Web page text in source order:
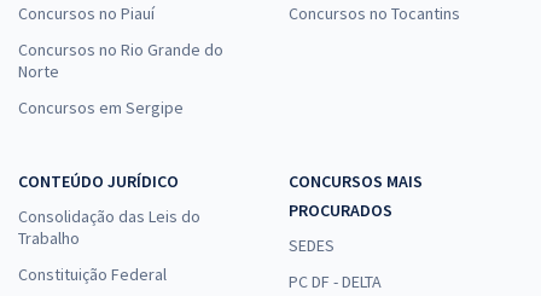
Concursos no Piauí
Concursos no Rio Grande do
Norte
Concursos em Sergipe
Concursos no Tocantins
CONTEÚDO JURÍDICO
Consolidação das Leis do
Trabalho
Constituição Federal
CONCURSOS MAIS
PROCURADOS
SEDES
PC DF - DELTA